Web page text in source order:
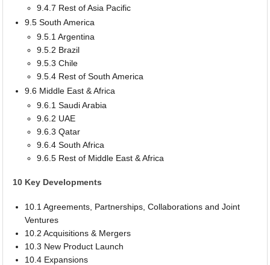
9.4.7 Rest of Asia Pacific
9.5 South America
9.5.1 Argentina
9.5.2 Brazil
9.5.3 Chile
9.5.4 Rest of South America
9.6 Middle East & Africa
9.6.1 Saudi Arabia
9.6.2 UAE
9.6.3 Qatar
9.6.4 South Africa
9.6.5 Rest of Middle East & Africa
10 Key Developments
10.1 Agreements, Partnerships, Collaborations and Joint
Ventures
10.2 Acquisitions & Mergers
10.3 New Product Launch
10.4 Expansions